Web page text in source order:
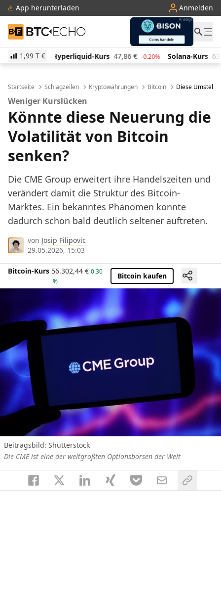
App herunterladen Anmelden
BTC-ECHO
1,99 T €
Kurs 47,86 € -0.20% Solana-Kurs 63,95 € 0.60% TRON-
Startseite Schlagzeilen Kryptowährungen Bitcoin Diese
Weniger Kurslücken
Könnte diese Neuerung die
Volatilität von Bitcoin
senken?
Die CME Group erweitert ihre Handelszeiten und
verändert damit die Struktur des Bitcoin-
Marktes. Ein bekanntes Phänomen könnte
dadurch schon bald deutlich seltener auftreten.
von Josip Filipovic
29.05.2026, 15:03
Bitcoin-Kurs 56.302,44 € 0.30
%
Bitcoin kaufen
Beitragsbild: Shutterstock
Die CME ist eine der weltgrößten Optionsbörsen der Welt